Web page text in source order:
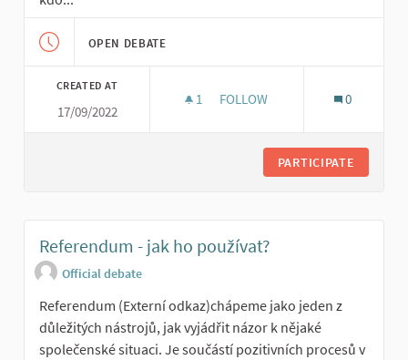
OPEN DEBATE
CREATED AT
17/09/2022
1 1 FOLLOWER
FOLLOW 0
PARTICIPATE
Referendum - jak ho používat?
Official debate
Referendum (Externí odkaz)chápeme jako jeden z
důležitých nástrojů, jak vyjádřit názor k nějaké
společenské situaci. Je součástí pozitivních procesů v